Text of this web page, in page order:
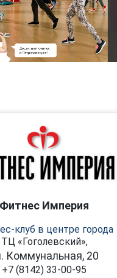
Фитнес Империя
клуб в центре города
ТЦ «Гоголевский»,
Коммунальная, 20
+7 (8142) 33-00-95